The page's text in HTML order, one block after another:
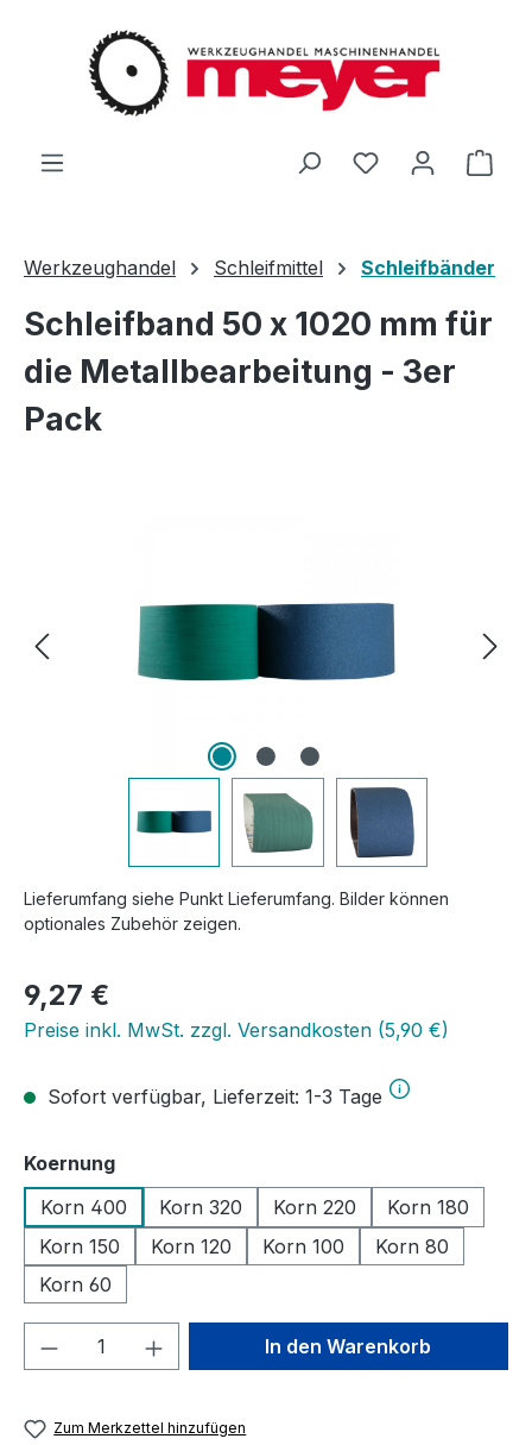
Zum Hauptinhalt springen
Du hast 0
Werkzeughandel Schleifmittel Schleifbänder
Schleifband 50 x 1020 mm für
die Metallbearbeitung - 3er
Pack
Lieferumfang siehe Punkt Lieferumfang. Bilder können
optionales Zubehör zeigen.
Regulärer Preis:
9,27 €
Preise inkl. MwSt. zzgl. Versandkosten (5,90 €)
Sofort verfügbar, Lieferzeit: 1-3 Tage
Koernungauswählen
Korn 400
Korn 320 Korn 220
Korn 180
Korn 150
Korn 120 Korn 100
Korn 80
Korn 60
Produkt Anzahl: Gib denIn den Warenkorb
Zum Merkzettel hinzufügen